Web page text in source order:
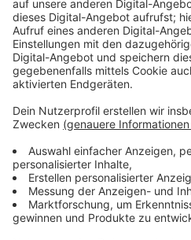
Betriebspause aus Barlo
Linie C11 (Aalten, NL)
Sie verkehrt im gewohnten
Rückfahrt um 14.03 Uhr ab
dann unter Aussparung des
Bahnhof. - Letzte Fahrt ab
der Betriebspause, erste
Betriebspause ab Bustreff
Sperrung aufgehoben ist.